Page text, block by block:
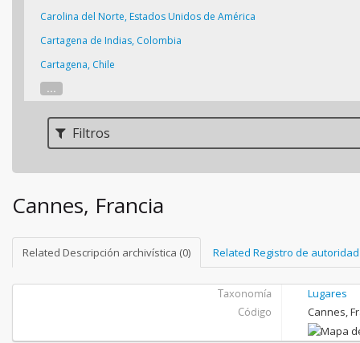
Carolina del Norte, Estados Unidos de América
Cartagena de Indias, Colombia
Cartagena, Chile
...
Filtros
Cannes, Francia
Related Descripción archivística (0) Related Registro de autoridad
Taxonomía
Lugares
Código
Cannes,